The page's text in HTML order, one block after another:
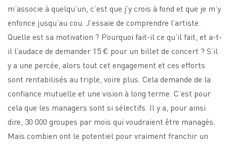
m’associe à quelqu’un, c’est que j’y crois à fond et que je m’y
enfonce jusqu’au cou. J’essaie de comprendre l’artiste.
Quelle est sa motivation ? Pourquoi fait-il ce qu’il fait, et a-t-
il l’audace de demander 15 € pour un billet de concert ? S’il
y a une percée, alors tout cet engagement et ces efforts
sont rentabilisés au triple, voire plus. Cela demande de la
confiance mutuelle et une vision à long terme. C’est pour
cela que les managers sont si sélectifs. Il y a, pour ainsi
dire, 30 000 groupes par mois qui voudraient être managés.
Mais combien ont le potentiel pour vraiment franchir un